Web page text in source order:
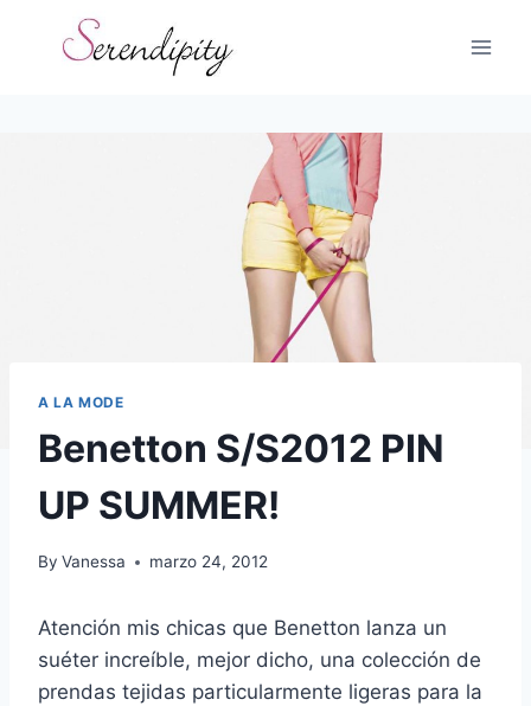
A LA MODE
Benetton S/S2012 PIN
UP SUMMER!
By Vanessa marzo 24, 2012
Atención mis chicas que Benetton lanza un
suéter increíble, mejor dicho, una colección de
prendas tejidas particularmente ligeras para la